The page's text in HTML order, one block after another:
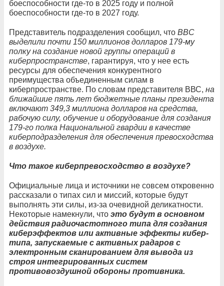
боеспособности где-то в 2025 году и полной
боеспособности где-то в 2027 году.
Представитель подразделения сообщил, что ВВС
выделили почти 150 миллионов долларов 179-му
полку на создание новой группы операций в
киберпространстве, гарантируя, что у нее есть
ресурсы для обеспечения конкурентного
преимущества объединенным силам в
киберпространстве. По словам представителя ВВС, на
ближайшие пять лет бюджетные планы президента
включают 349,3 миллиона долларов на средства,
рабочую силу, обучение и оборудование для создания
179-го полка Национальной гвардии в качестве
киберподразделения для обеспечения превосходства
в воздухе.
Что такое киберпревосходство в воздухе?
Официальные лица и источники не совсем откровенно
рассказали о типах сил и миссий, которые будут
выполнять эти силы, из-за очевидной деликатности.
Некоторые намекнули, что это будут в основном
действия радиочастотного типа для создания
киберэффектов или активные эффекты кибер-
типа, запускаемые с активных радаров с
электронным сканированием для вывода из
строя интегрированных систем
противовоздушной обороны противника.